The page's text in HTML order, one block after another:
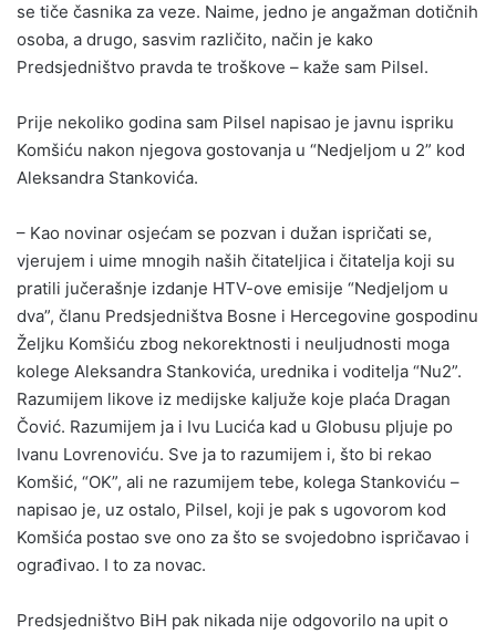
se tiče časnika za veze. Naime, jedno je angažman dotičnih
osoba, a drugo, sasvim različito, način je kako
Predsjedništvo pravda te troškove – kaže sam Pilsel.
Prije nekoliko godina sam Pilsel napisao je javnu ispriku
Komšiću nakon njegova gostovanja u “Nedjeljom u 2” kod
Aleksandra Stankovića.
– Kao novinar osjećam se pozvan i dužan ispričati se,
vjerujem i uime mnogih naših čitateljica i čitatelja koji su
pratili jučerašnje izdanje HTV-ove emisije “Nedjeljom u
dva”, članu Predsjedništva Bosne i Hercegovine gospodinu
Željku Komšiću zbog nekorektnosti i neuljudnosti moga
kolege Aleksandra Stankovića, urednika i voditelja “Nu2”.
Razumijem likove iz medijske kaljuže koje plaća Dragan
Čović. Razumijem ja i Ivu Lucića kad u Globusu pljuje po
Ivanu Lovrenoviću. Sve ja to razumijem i, što bi rekao
Komšić, “OK”, ali ne razumijem tebe, kolega Stankoviću –
napisao je, uz ostalo, Pilsel, koji je pak s ugovorom kod
Komšića postao sve ono za što se svojedobno ispričavao i
ograđivao. I to za novac.
Predsjedništvo BiH pak nikada nije odgovorilo na upit o